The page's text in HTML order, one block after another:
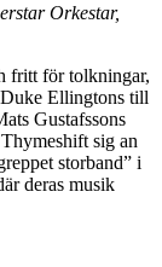
Orkestar,
fritt för tolkningar,
Duke Ellingtons till
Gustafssons
sig an
storband” i
deras musik